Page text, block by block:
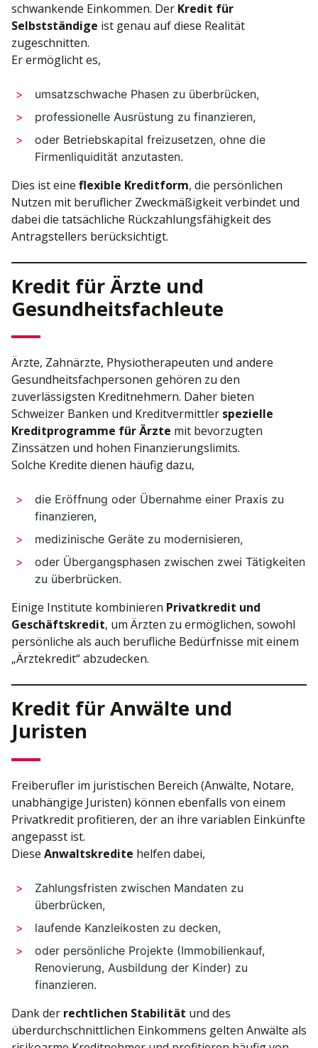
schwankende Einkommen. Der Kredit für
Selbstständige ist genau auf diese Realität
zugeschnitten.
Er ermöglicht es,
umsatzschwache Phasen zu überbrücken,
professionelle Ausrüstung zu finanzieren,
oder Betriebskapital freizusetzen, ohne die
Firmenliquidität anzutasten.
Dies ist eine flexible Kreditform, die persönlichen
Nutzen mit beruflicher Zweckmäßigkeit verbindet und
dabei die tatsächliche Rückzahlungsfähigkeit des
Antragstellers berücksichtigt.
Kredit für Ärzte und
Gesundheitsfachleute
Ärzte, Zahnärzte, Physiotherapeuten und andere
Gesundheitsfachpersonen gehören zu den
zuverlässigsten Kreditnehmern. Daher bieten
Schweizer Banken und Kreditvermittler spezielle
Kreditprogramme für Ärzte mit bevorzugten
Zinssätzen und hohen Finanzierungslimits.
Solche Kredite dienen häufig dazu,
die Eröffnung oder Übernahme einer Praxis zu
finanzieren,
medizinische Geräte zu modernisieren,
oder Übergangsphasen zwischen zwei Tätigkeiten
zu überbrücken.
Einige Institute kombinieren Privatkredit und
Geschäftskredit, um Ärzten zu ermöglichen, sowohl
persönliche als auch berufliche Bedürfnisse mit einem
„Ärztekredit“ abzudecken.
Kredit für Anwälte und
Juristen
Freiberufler im juristischen Bereich (Anwälte, Notare,
unabhängige Juristen) können ebenfalls von einem
Privatkredit profitieren, der an ihre variablen Einkünfte
angepasst ist.
Diese Anwaltskredite helfen dabei,
Zahlungsfristen zwischen Mandaten zu
überbrücken,
laufende Kanzleikosten zu decken,
oder persönliche Projekte (Immobilienkauf,
Renovierung, Ausbildung der Kinder) zu
finanzieren.
Dank der rechtlichen Stabilität und des
überdurchschnittlichen Einkommens gelten Anwälte als